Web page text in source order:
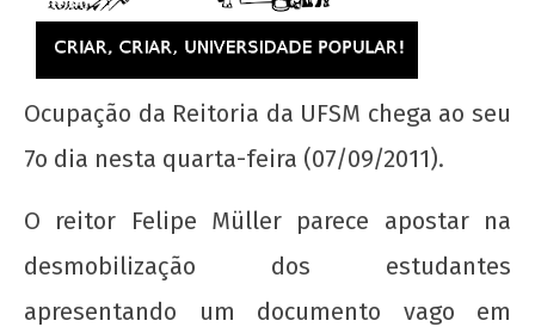
NOW VIEWING
REITORIA DA UFSM OCUPADA: ESTUDANTES SÓ
SAIRÃO COM REIVINDICAÇÕES ATENDIDAS!
22 de
agosto
Ocupação da Reitoria da UFSM chega ao seu
7o dia nesta quarta-feira (07/09/2011).
O reitor Felipe Müller parece apostar na
desmobilização dos estudantes
apresentando um documento vago em